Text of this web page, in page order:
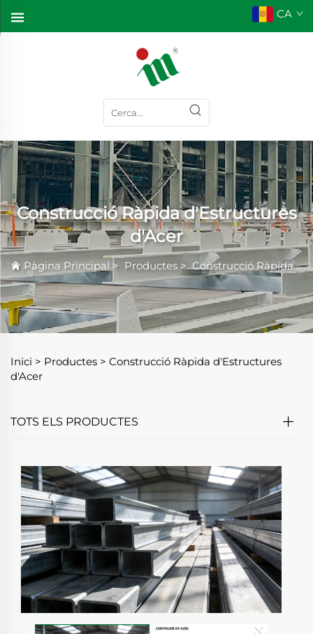
CA
Construcció Ràpida d'Estructures
d'Acer
Pàgina Principal> Productes >Construcció Ràpida d'Estructures d'Acer
Inici > Productes > Construcció Ràpida d'Estructures
d'Acer
TOTS ELS PRODUCTES